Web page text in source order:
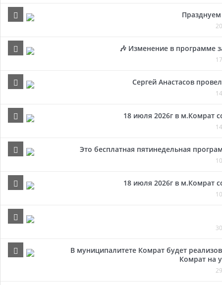
Празднуем
🎶 Изменение в программе
Сергей Анастасов
18 июля 2026г в м.Комрат
Это бесплатная пятинедельная
18 июля 2026г в м.Комрат
В муниципалитете Комрат будет
Комрат на